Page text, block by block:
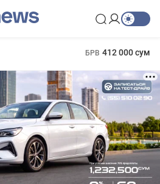
БРВ 412 000 сум